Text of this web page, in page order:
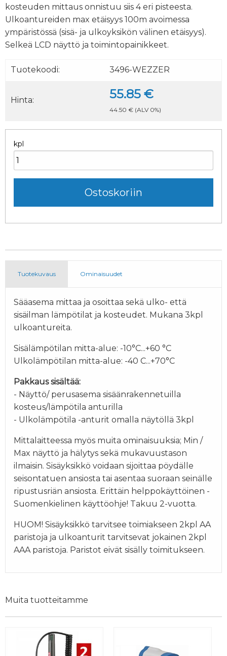
kosteuden mittaus onnistuu siis 4 eri pisteesta.
Ulkoantureiden max etäisyys 100m avoimessa
ympäristössä (sisä- ja ulkoyksikön välinen etäisyys).
Selkeä LCD näyttö ja toimintopainikkeet.
Tuotekoodi: 3496-WEZZER
Hinta: 55.85 €
44.50 € (ALV 0%)
kpl
Tuotekuvaus Ominaisuudet
Sääasema mittaa ja osoittaa sekä ulko- että
sisäilman lämpötilat ja kosteudet. Mukana 3kpl
ulkoantureita.
Sisälämpötilan mitta-alue: -10°C...+60 °C
Ulkolämpötilan mitta-alue: -40 C...+70°C
Pakkaus sisältää:
- Näyttö/ perusasema sisäänrakennetuilla
kosteus/lämpötila anturilla
- Ulkolämpötila -anturit omalla näytöllä 3kpl
Mittalaitteessa myös muita ominaisuuksia; Min /
Max näyttö ja hälytys sekä mukavuustason
ilmaisin. Sisäyksikkö voidaan sijoittaa pöydälle
seisontatuen ansiosta tai asentaa suoraan seinälle
ripustusriän ansiosta. Erittäin helppokäyttöinen -
Suomenkielinen käyttöohje! Takuu 2-vuotta.
HUOM! Sisäyksikkö tarvitsee toimiakseen 2kpl AA
paristoja ja ulkoanturit tarvitsevat jokainen 2kpl
AAA paristoja. Paristot eivät sisälly toimitukseen.
Muita tuotteitamme